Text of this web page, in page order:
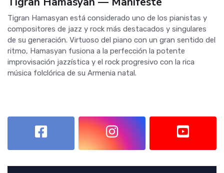
Tigran Hamasyan está considerado uno de los pianistas y
compositores de jazz y rock más destacados y singulares
de su generación. Virtuoso del piano con un gran sentido del
ritmo, Hamasyan fusiona a la perfección la potente
improvisación jazzística y el rock progresivo con la rica
música folclórica de su Armenia natal.